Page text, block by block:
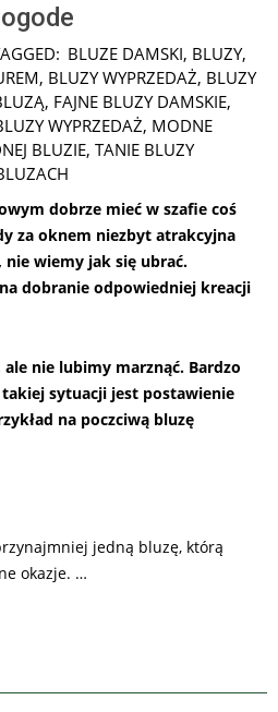
BLUZE DAMSKI, BLUZY,
, BLUZY WYPRZEDAŻ, BLUZY
, FAJNE BLUZY DAMSKIE,
WYPRZEDAŻ, MODNE
BLUZIE, TANIE BLUZY
dobrze mieć w szafie coś
za oknem niezbyt atrakcyjna
nie wiemy jak się ubrać.
dobranie odpowiedniej kreacji
ale nie lubimy marznąć. Bardzo
sytuacji jest postawienie
na poczciwą bluzę
jedną bluzę, którą
okazje. …